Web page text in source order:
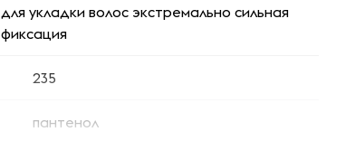
для укладки волос экстремально сильная
фиксация
235
пантенол